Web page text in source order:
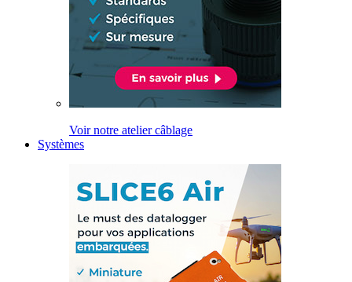
Voir notre atelier câblage
Systèmes